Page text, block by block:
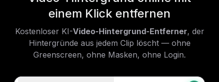
einem Klick entfernen
Kostenloser KI-Video-Hintergrund-Entferner, der
Hintergründe aus jedem Clip löscht — ohne
Greenscreen, ohne Masken, ohne Login.